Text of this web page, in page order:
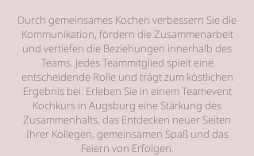
Durch gemeinsames Kochen verbessern Sie die
Kommunikation, fördern die Zusammenarbeit
und vertiefen die Beziehungen innerhalb des
Teams. Jedes Teammitglied spielt eine
entscheidende Rolle und trägt zum köstlichen
Ergebnis bei. Erleben Sie in einem Teamevent
Kochkurs in Augsburg eine Stärkung des
Zusammenhalts, das Entdecken neuer Seiten
Ihrer Kollegen, gemeinsamen Spaß und das
Feiern von Erfolgen.